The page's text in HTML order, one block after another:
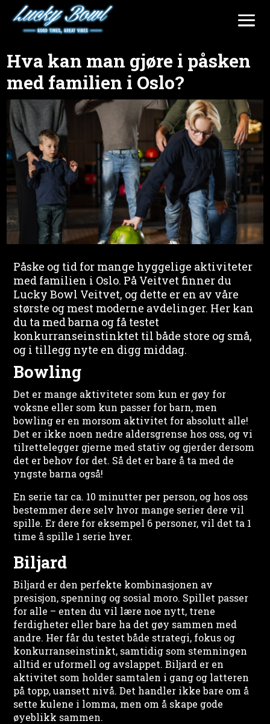
Hva kan man gjøre i påsken
med familien i Oslo?
Påske og tid for mange hyggelige aktiviteter
med familien i Oslo. På Veitvet finner du
Lucky Bowl Veitvet, og dette er en av våre
største og mest moderne avdelinger. Her kan
du ta med barna og få testet
konkurranseinstinktet til både store og små,
og i tillegg nyte en digg middag.
Bowling
Det er mange aktiviteter som kun er gøy for
voksne eller som kun passer for barn, men
bowling er en morsom aktivitet for absolutt alle!
Det er ikke noen nedre aldersgrense hos oss, og vi
tilrettelegger gjerne med stativ og gjerder dersom
det er behov for det. Så det er bare å ta med de
yngste barna også!
En serie tar ca. 10 minutter per person, og hos oss
bestemmer dere selv hvor mange serier dere vil
spille. Er dere for eksempel 6 personer, vil det ta 1
time å spille 1 serie hver.
Biljard
Biljard er den perfekte kombinasjonen av
presisjon, spenning og sosial moro. Spillet passer
for alle – enten du vil lære noe nytt, trene
ferdigheter eller bare ha det gøy sammen med
andre. Her får du testet både strategi, fokus og
konkurranseinstinkt, samtidig som stemningen
alltid er uformell og avslappet. Biljard er en
aktivitet som holder samtalen i gang og latteren
på topp, uansett nivå. Det handler ikke bare om å
sette kulene i lomma, men om å skape gode
øyeblikk sammen.